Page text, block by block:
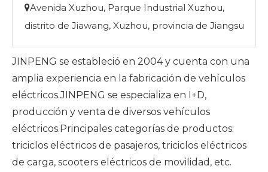
Avenida Xuzhou, Parque Industrial Xuzhou,
distrito de Jiawang, Xuzhou, provincia de Jiangsu
JINPENG se estableció en 2004 y cuenta con una
amplia experiencia en la fabricación de vehículos
eléctricos.JINPENG se especializa en I+D,
producción y venta de diversos vehículos
eléctricos.Principales categorías de productos:
triciclos eléctricos de pasajeros, triciclos eléctricos
de carga, scooters eléctricos de movilidad, etc.